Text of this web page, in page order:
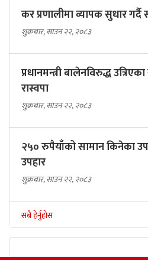
कर प्रणालीमा व्यापक सुधार गर्दै
शुक्रबार, साउन २२, २०८३
प्रधानमन्त्री बालेनविरुद्ध
रास्वपा
शुक्रबार, साउन २२, २०८३
२५० रुपैयाँको सामान किनेका
उपहार
शुक्रबार, साउन २२, २०८३
सबै हेर्नुहोस